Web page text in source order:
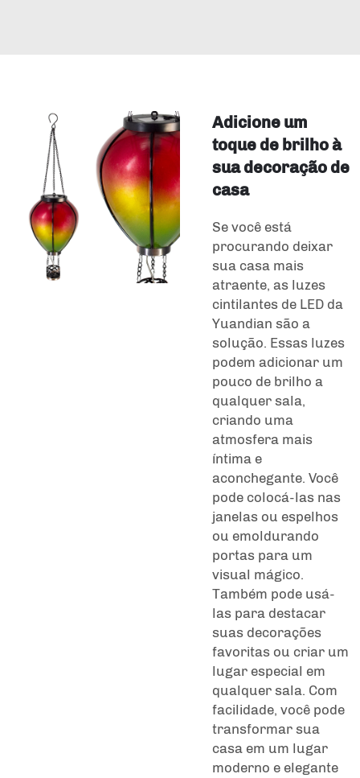
Adicione um
toque de brilho à
sua decoração de
casa
Se você está
procurando deixar
sua casa mais
atraente, as luzes
cintilantes de LED da
Yuandian são a
solução. Essas luzes
podem adicionar um
pouco de brilho a
qualquer sala,
criando uma
atmosfera mais
íntima e
aconchegante. Você
pode colocá-las nas
janelas ou espelhos
ou emoldurando
portas para um
visual mágico.
Também pode usá-
las para destacar
suas decorações
favoritas ou criar um
lugar especial em
qualquer sala. Com
facilidade, você pode
transformar sua
casa em um lugar
moderno e elegante